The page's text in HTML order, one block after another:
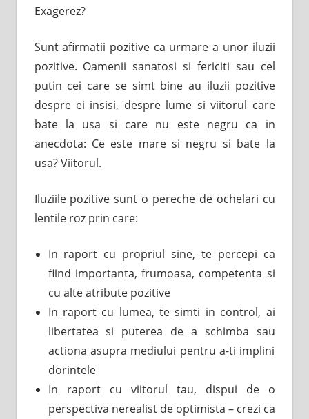
Exagerez?
Sunt afirmatii pozitive ca urmare a unor iluzii
pozitive. Oamenii sanatosi si fericiti sau cel
putin cei care se simt bine au iluzii pozitive
despre ei insisi, despre lume si viitorul care
bate la usa si care nu este negru ca in
anecdota: Ce este mare si negru si bate la
usa? Viitorul.
Iluziile pozitive sunt o pereche de ochelari cu
lentile roz prin care:
In raport cu propriul sine, te percepi ca
fiind importanta, frumoasa, competenta si
cu alte atribute pozitive
In raport cu lumea, te simti in control, ai
libertatea si puterea de a schimba sau
actiona asupra mediului pentru a-ti implini
dorintele
In raport cu viitorul tau, dispui de o
perspectiva nerealist de optimista – crezi ca